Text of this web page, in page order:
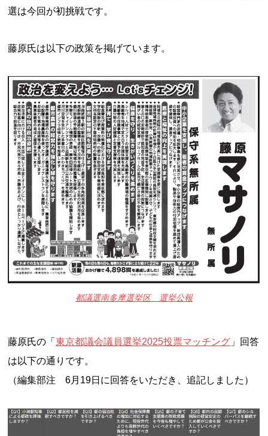
選は今回が初挑戦です。
藤原氏は以下の政策を掲げています。
都議選南多摩選挙区 選挙公報
藤原氏の「東京都議会議員選挙2025投票マッチング 」回答
は以下の通りです。
（編集部注 6月19日に回答をいただき、追記しました）